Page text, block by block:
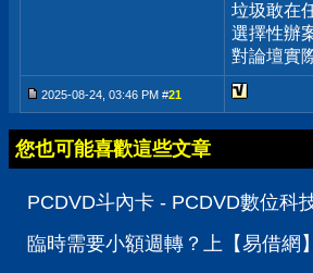
垃圾敢在
選擇性辦
對論壇實
2025-08-24, 03:46 PM #21
您也可能喜歡這些文章
PCDVD斗內卡 - PCDVD數位科
臨時需要小額週轉？上【易借網